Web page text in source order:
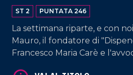
ST 2 PUNTATA 246
La settimana riparte, e con
Mauro, il fondatore di
Francesco Maria Carè e
VAI AL TITOLO